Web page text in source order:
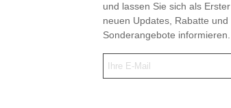
und lassen Sie sich als
neuen Updates, Rabatte und
Sonderangebote informieren.